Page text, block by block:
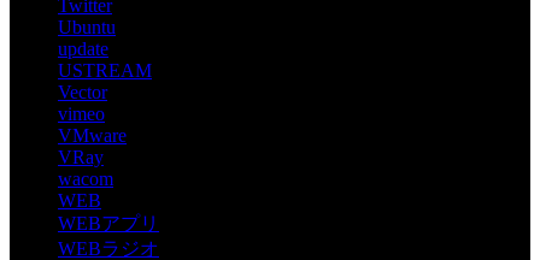
Twitter
Ubuntu
update
USTREAM
Vector
vimeo
VMware
VRay
wacom
WEB
WEBアプリ
WEBラジオ